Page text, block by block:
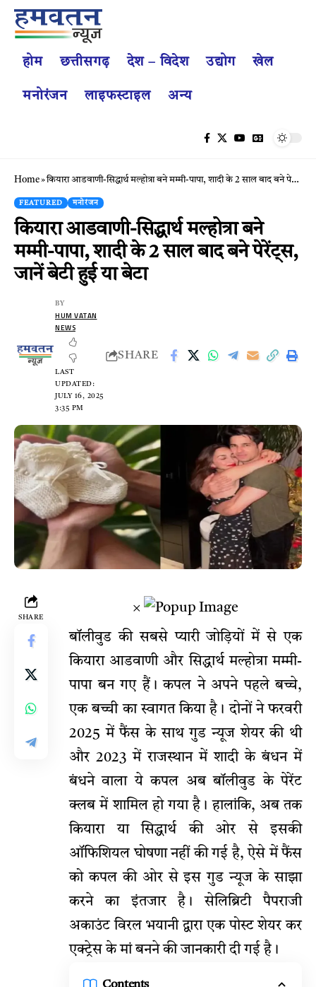
होम छत्तीसगढ़ देश – विदेश उद्योग खेल
मनोरंजन लाइफस्टाइल अन्य
Home»कियारा आडवाणी-सिद्धार्थ मल्होत्रा बने मम्मी-पापा, शादी के 2 साल बाद बने पेरेंट्स, जानें बेटी हुई या बेटा
FEATURED मनोरंजन
कियारा आडवाणी-सिद्धार्थ मल्होत्रा बने
मम्मी-पापा, शादी के 2 साल बाद बने पेरेंट्स,
जानें बेटी हुई या बेटा
LAST
UPDATED:
JULY 16, 2025
3:35 PM
BY
HUM VATAN
NEWS
SHARE
SHARE
×
बॉलीवुड की सबसे प्यारी जोड़ियों में से एक
कियारा आडवाणी और सिद्धार्थ मल्होत्रा मम्मी-
पापा बन गए हैं। कपल ने अपने पहले बच्चे,
एक बच्ची का स्वागत किया है। दोनों ने फरवरी
2025 में फैंस के साथ गुड न्यूज शेयर की थी
और 2023 में राजस्थान में शादी के बंधन में
बंधने वाला ये कपल अब बॉलीवुड के पेरेंट
क्लब में शामिल हो गया है। हालांकि, अब तक
कियारा या सिद्धार्थ की ओर से इसकी
ऑफिशियल घोषणा नहीं की गई है, ऐसे में फैंस
को कपल की ओर से इस गुड न्यूज के साझा
करने का इंतजार है। सेलिब्रिटी पैपराजी
अकाउंट विरल भयानी द्वारा एक पोस्ट शेयर कर
एक्ट्रेस के मां बनने की जानकारी दी गई है।
Contents